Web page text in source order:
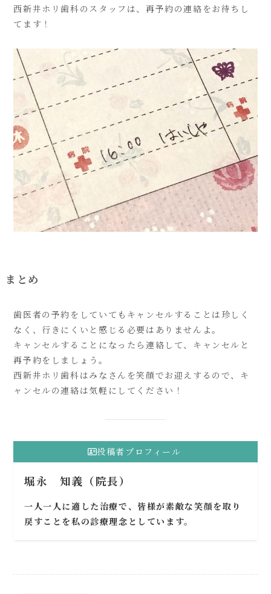
西新井ホリ歯科のスタッフは、再予約の連絡をお待ちし
てます！
まとめ
歯医者の予約をしていてもキャンセルすることは珍しく
なく、行きにくいと感じる必要はありませんよ。
キャンセルすることになったら連絡して、キャンセルと
再予約をしましょう。
西新井ホリ歯科はみなさんを笑顔でお迎えするので、キ
ャンセルの連絡は気軽にしてください！
投稿者プロフィール
堀永 知義（院長）
一人一人に適した治療で、皆様が素敵な笑顔を取り
戻すことを私の診療理念としています。